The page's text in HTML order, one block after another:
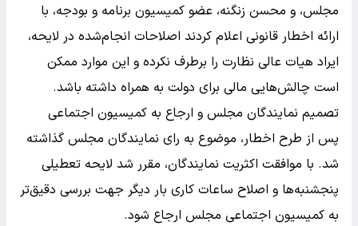
مجلس، و محسن زنگنه، عضو کمیسیون برنامه و بودجه، با
ارائه اخطار قانونی اعلام کردند اصلاحات انجام‌شده در لایحه،
ایراد هیات عالی نظارت را برطرف نکرده و این موارد ممکن
است چالش‌هایی مالی برای دولت به همراه داشته باشد.
تصمیم نمایندگان مجلس و ارجاع به کمیسیون اجتماعی
پس از طرح اخطار، موضوع به رای نمایندگان مجلس گذاشته
شد. با موافقت اکثریت نمایندگان، مقرر شد لایحه تعطیلی
پنجشنبه‌ها و اصلاح ساعات کاری بار دیگر جهت بررسی دقیق‌تر
به کمیسیون اجتماعی مجلس ارجاع شود.